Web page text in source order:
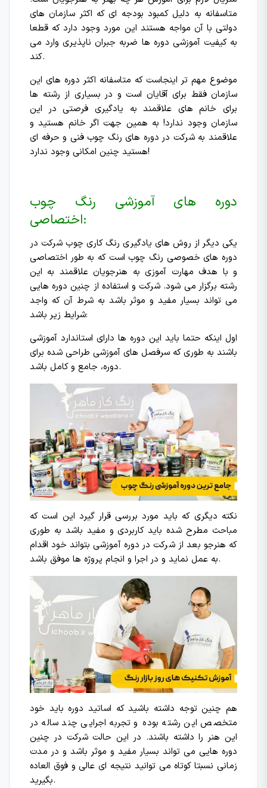
متاسفانه به دلیل کمبود بودجه ای که اکثر سازمان های
دولتی با آن مواجه هستند این مورد وجود دارد که قطعا
به کیفیت آموزشی دوره ها ضربه جبران ناپذیری وارد می
کند.
موضوع مهم تر اینجاست که متاسفانه اکثر دوره های این
سازمان فقط برای آقایان است و در بسیاری از رشته ها
برای خانم های علاقمند به یادگیری فرصتی در این
سازمان وجود ندارد! به همین جهت اگر خانم هستید و
علاقمند به شرکت در دوره های رنگ چوب فنی و حرفه ای
هستید چنین امکانی وجود ندارد!
دوره های آموزشی رنگ چوب
اختصاصی:
یکی دیگر از روش های یادگیری رنگ کاری چوب شرکت در
دوره های خصوصی رنگ چوب است که به طور اختصاصی
و با هدف مهارت آموزی به هنرجویان علاقمند به این
رشته برگزار می شود. شرکت و استفاده از چنین دوره هایی
می تواند بسیار مفید و موثر باشد به شرط آن که واجد
شرایط زیر باشد:
اول اینکه حتما باید این دوره ها دارای استاندارد آموزشی
باشند به طوری که سرفصل های آموزشی طراحی شده برای
دوره، جامع و کامل باشد.
نکته دیگری که باید مورد بررسی قرار گیرد این است که
مباحث مطرح شده باید کاربردی و مفید باشد به طوری
که هنرجو بعد از شرکت در دوره آموزشی بتواند خود اقدام
به عمل نماید و در اجرا و انجام پروژه ها موفق باشد.
هم چنین توجه داشته باشید که اساتید دوره باید خود
متخصص این رشته بوده و تجربه اجرایی چند ساله در
این هنر را داشته باشند. در این حالت شرکت در چنین
دوره هایی می تواند بسیار مفید و موثر باشد و در مدت
زمانی نسبتا کوتاه می توانید نتیجه ای عالی و فوق العاده
بگیرید.